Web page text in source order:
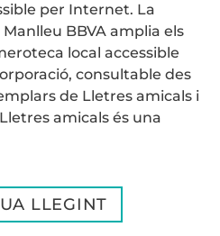
per Internet. La
BBVA amplia els
local accessible
consultable des
de Lletres amicals i
amicals és una
LLEGINT